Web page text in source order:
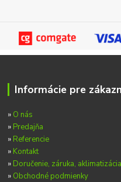
Informácie pre
» O nás
» Predajňa
» Referencie
» Kontakt
» Doručenie, záruka, aklimatizácia
» Obchodné podmienky